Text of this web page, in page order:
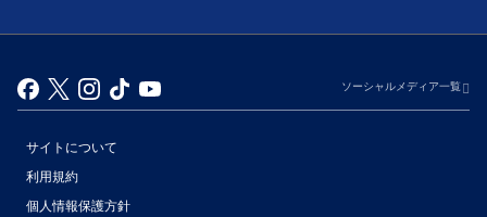
ソーシャルメディア一覧
サイトについて
利用規約
個人情報保護方針